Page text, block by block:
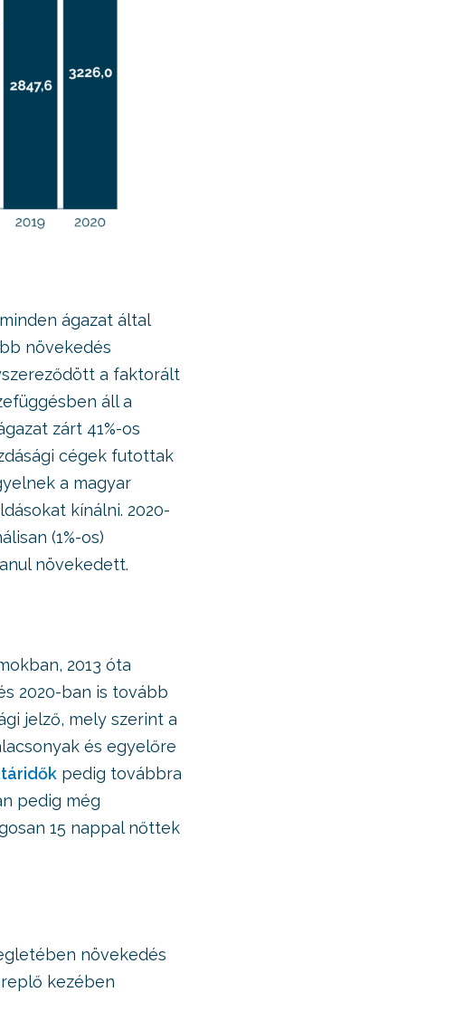
ágazat által
növekedés
a faktorált
áll a
zárt 41%-os
cégek futottak
a magyar
kínálni. 2020-
(1%-os)
növekedett.
2013 óta
2020-ban is tovább
jelző, mely szerint a
és egyelőre
pedig továbbra
pedig még
15 nappal nőttek
növekedés
kezében